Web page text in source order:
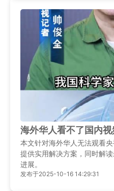
海外华人看不了国内
本文针对海外华人无法观看
提供实用解决方案，同时解
进展。
发布于2025-10-16 14:29:31